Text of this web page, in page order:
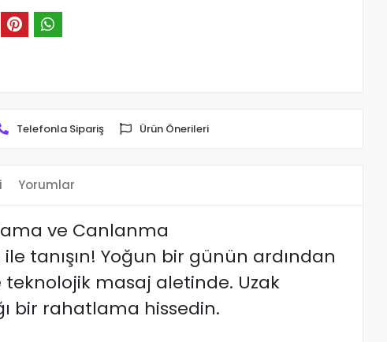
Telefonla Sipariş Ürün Önerileri
Yorumlar
ve Canlanma
tanışın! Yoğun bir günün ardından
masaj aletinde. Uzak
bir rahatlama hissedin.